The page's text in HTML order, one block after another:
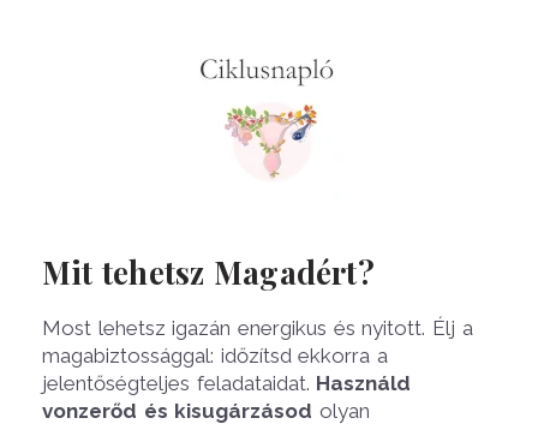
Mit tehetsz Magadért?
Most lehetsz igazán energikus és nyitott. Élj a
magabiztossággal: időzítsd ekkorra a
jelentőségteljes feladataidat. Használd
vonzerőd és kisugárzásod olyan